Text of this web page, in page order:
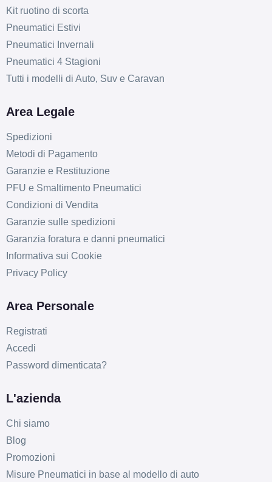
Kit ruotino di scorta
Pneumatici Estivi
Pneumatici Invernali
Pneumatici 4 Stagioni
Tutti i modelli di Auto, Suv e Caravan
Area Legale
Spedizioni
Metodi di Pagamento
Garanzie e Restituzione
PFU e Smaltimento Pneumatici
Condizioni di Vendita
Garanzie sulle spedizioni
Garanzia foratura e danni pneumatici
Informativa sui Cookie
Privacy Policy
Area Personale
Registrati
Accedi
Password dimenticata?
L'azienda
Chi siamo
Blog
Promozioni
Misure Pneumatici in base al modello di auto